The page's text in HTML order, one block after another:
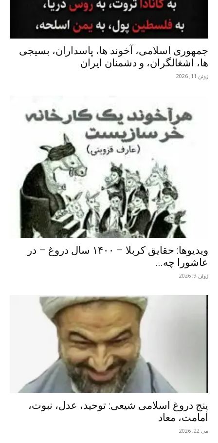
جمهوری اسلامی، آخوند ها، پاسداران، بسیجی
ها، اشغالگران، و دشمنان ایران
ژوئن 11, 2026
ویدیوها: حقایق کربلا – ۱۴۰۰ سال دروغ – در
عاشورا چه...
ژوئن 9, 2026
پنج دروغ اسلامی شیعی: توحید، عدل، نبوت،
امامت، معاد
می 22, 2026